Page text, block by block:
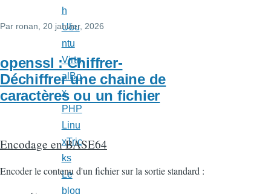
Par ronan , 20 janvier, 2026
openssl : Chiffrer-
Déchiffrer une chaine de
caractères ou un fichier
Encodage en BASE64
Encoder le contenu d'un fichier sur la sortie standard :
h
Ubu
ntu
Virtu
alBo
x
PHP
Linu
xTric
ks
Le
blog